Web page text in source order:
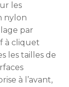
les
nylon
par
à cliquet
les tailles de
à l’avant,